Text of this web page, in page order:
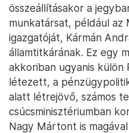
összeállításakor a
munkatársat, például az
igazgatóját, Kármán
államtitkárának. Ez egy
akkoriban ugyanis külön
létezett, a
alatt létrejövő, számos
csúcsminisztériumban
Nagy Mártont is